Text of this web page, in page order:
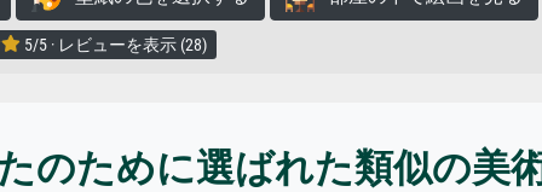
5/5 · レビューを表示 (28)
のために選ばれた類似の美